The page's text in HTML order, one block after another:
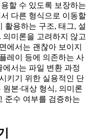
할 수 있도록 보장하는
다른 형식으로 이동할
활용하는 구조, 태그, 설
미론을 고려하지 않고
에서는 괜찮아 보이지
레이 등에 의존하는 사
서는 파일 변환 과정
키기 위한 실용적인 단
본·대상 형식, 의미론
준수 여부를 검증하는